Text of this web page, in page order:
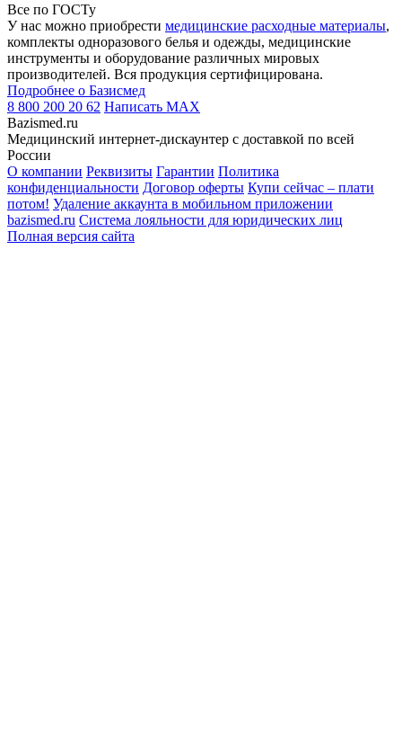
Все по ГОСТу
У нас можно приобрести медицинские расходные материалы,
комплекты одноразового белья и одежды, медицинские
инструменты и оборудование различных мировых
производителей. Вся продукция сертифицирована.
Подробнее о Базисмед
8 800 200 20 62 Написать MAX
Bazismed.ru
Медицинский интернет-дискаунтер с доставкой по всей
России
О компании Реквизиты Гарантии Политика
конфиденциальности Договор оферты Купи сейчас – плати
потом! Удаление аккаунта в мобильном приложении
bazismed.ru Система лояльности для юридических лиц
Полная версия сайта